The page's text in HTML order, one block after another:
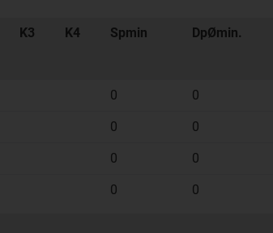
K3 K4 Spmin DpØmin.
0 0
0 0
0 0
0 0